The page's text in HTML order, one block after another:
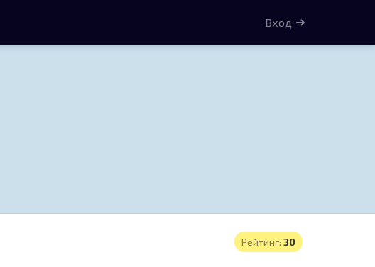
Рейтинг: 30
Вход